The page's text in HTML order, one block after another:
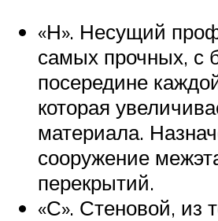
«Н». Несущий
самых прочных, с
посередине
которая
материала.
сооружение
перекрытий.
«С». Стеновой, из